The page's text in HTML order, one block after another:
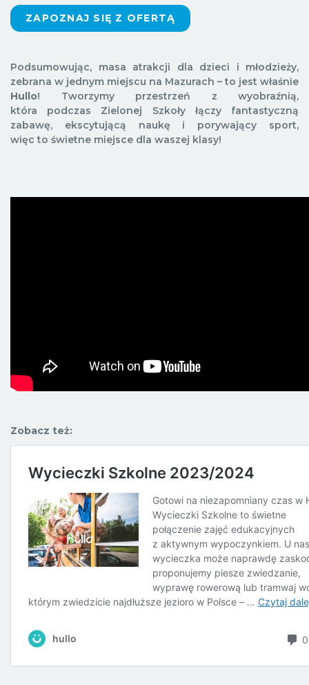
ZAPOZNAJ SIĘ Z OFERTĄ
Podsumowując, masa atrakcji dla dzieci i młodzieży,
zebrana w jednym miejscu na Mazurach – to jest właśnie
Hullo! Tworzymy przestrzeń z wyobraźnią,
która podczas Zielonej Szkoły łączy fantastyczną
zabawę, ekscytującą naukę i porywający sport,
więc to świetne miejsce dla waszej klasy!
Zobacz też: